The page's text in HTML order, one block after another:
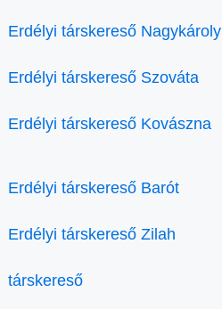
Erdélyi társkereső Nagykároly
Erdélyi társkereső Szováta
Erdélyi társkereső Kovászna
Erdélyi társkereső Barót
Erdélyi társkereső Zilah
társkereső